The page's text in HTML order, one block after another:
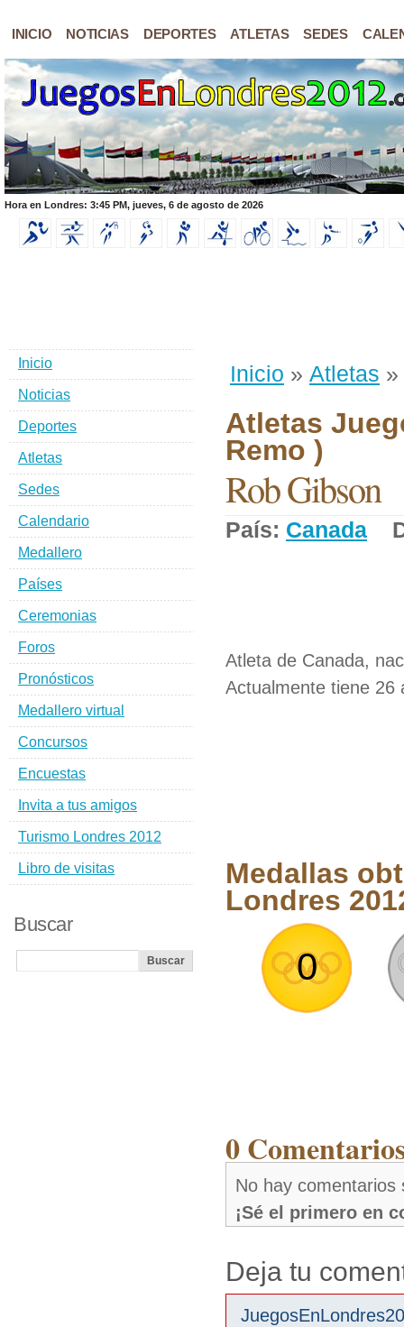
INICIO NOTICIAS DEPORTES ATLETAS SEDES
Hora en Londres: 3:45 PM, jueves, 6 de agosto de 2026
Inicio » Atletas »
Atletas
Remo )
Rob Gibson
País: Canada
Atleta de Canada,
Actualmente tiene 26
Medallas
Londres
0
0
No hay comentarios
¡Sé el primero en
Deja tu
Inicio
Noticias
Deportes
Atletas
Sedes
Calendario
Medallero
Países
Ceremonias
Foros
Pronósticos
Medallero virtual
Concursos
Encuestas
Invita a tus amigos
Turismo Londres 2012
Libro de visitas
Buscar